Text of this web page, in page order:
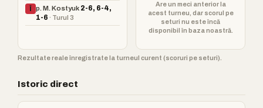
Î p. M. Kostyuk 2-6, 6-4,
1-6 · Turul 3
Are un meci anterior la
acest turneu, dar scorul pe
seturi nu este încă
disponibil în baza noastră.
Rezultate reale înregistrate la turneul curent (scoruri pe seturi).
Istoric direct